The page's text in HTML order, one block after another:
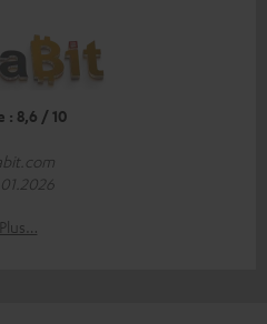
: 8,6 / 10
Plus…